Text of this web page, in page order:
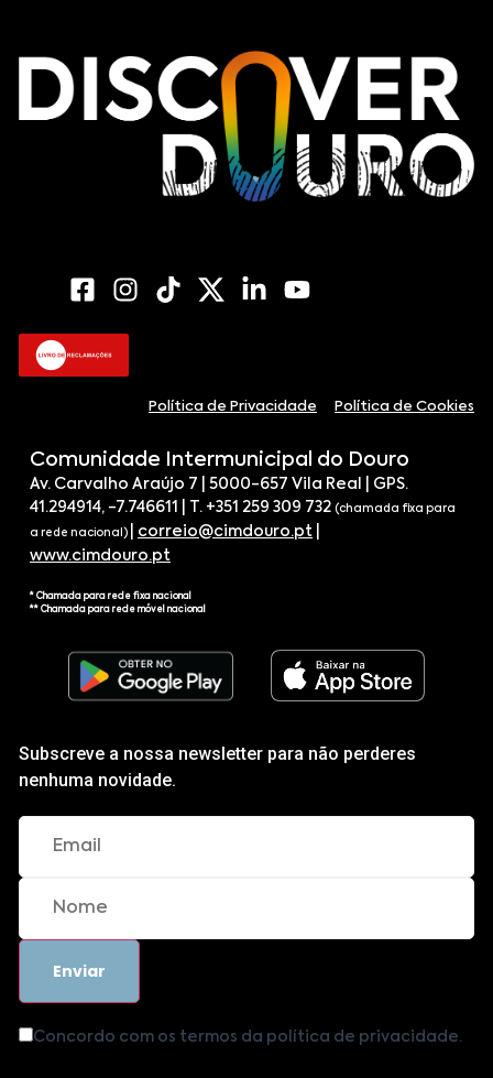
Política de Privacidade Política de Cookies
Comunidade Intermunicipal do Douro
Av. Carvalho Araújo 7 | 5000-657 Vila Real | GPS.
41.294914, -7.746611 | T. +351 259 309 732 (chamada fixa para
a rede nacional) correio@cimdouro.pt
www.cimdouro.pt
* Chamada para rede fixa nacional
** Chamada para rede móvel nacional
Subscreve a nossa newsletter para não perderes
nenhuma novidade.
Concordo com os termos da política de privacidade.